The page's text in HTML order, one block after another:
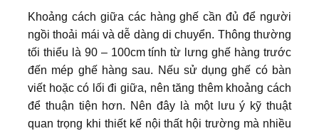
Khoảng cách giữa các hàng ghế cần đủ để người
ngồi thoải mái và dễ dàng di chuyển. Thông thường
tối thiểu là 90 – 100cm tính từ lưng ghế hàng trước
đến mép ghế hàng sau. Nếu sử dụng ghế có bàn
viết hoặc có lối đi giữa, nên tăng thêm khoảng cách
để thuận tiện hơn. Nên đây là một lưu ý kỹ thuật
quan trọng khi thiết kế nội thất hội trường mà nhiều